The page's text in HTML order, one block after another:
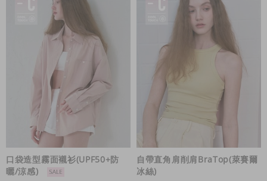
口袋造型霧面襯衫(UPF50+防
曬/涼感)
自帶直角肩削肩BraTop(萊賽爾
冰絲)